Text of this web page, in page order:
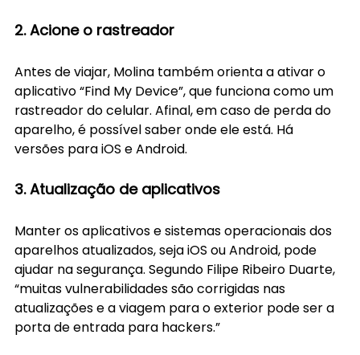
2. Acione o rastreador
Antes de viajar, Molina também orienta a ativar o
aplicativo “Find My Device”, que funciona como um
rastreador do celular. Afinal, em caso de perda do
aparelho, é possível saber onde ele está. Há
versões para iOS e Android.
3. Atualização de aplicativos
Manter os aplicativos e sistemas operacionais dos
aparelhos atualizados, seja iOS ou Android, pode
ajudar na segurança. Segundo Filipe Ribeiro Duarte,
“muitas vulnerabilidades são corrigidas nas
atualizações e a viagem para o exterior pode ser a
porta de entrada para hackers.”